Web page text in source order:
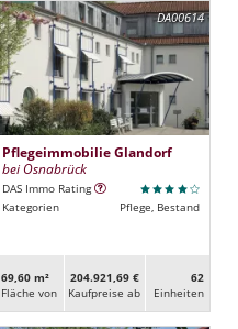
DA00614
Pflegeimmobilie Glandorf
bei Osnabrück
DAS Immo Rating
Kategorien
Pflege, Bestand
69,60 m²
Fläche von
204.921,69 €
Kaufpreise ab
62
Ein­heiten